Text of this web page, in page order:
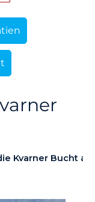
Kvarner Bucht ab